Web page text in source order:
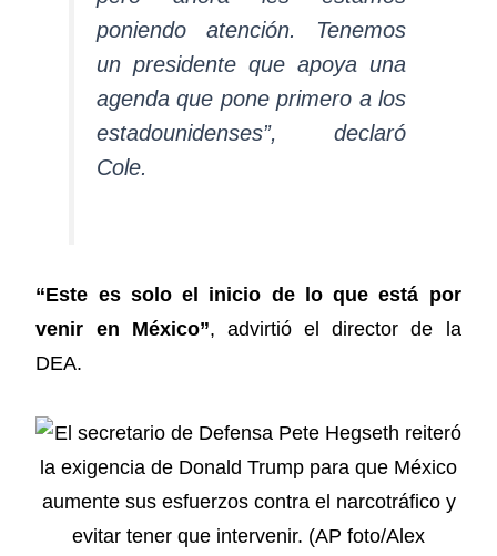
poniendo atención. Tenemos
un presidente que apoya una
agenda que pone primero a los
estadounidenses”, declaró
Cole.
“Este es solo el inicio de lo que está por
venir en México”, advirtió el director de la
DEA.